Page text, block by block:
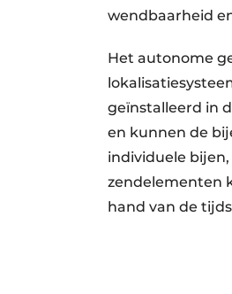
wendbaarheid
Het autonome
geïnstalleerd in
en kunnen de
individuele
zendelementen
hand van de